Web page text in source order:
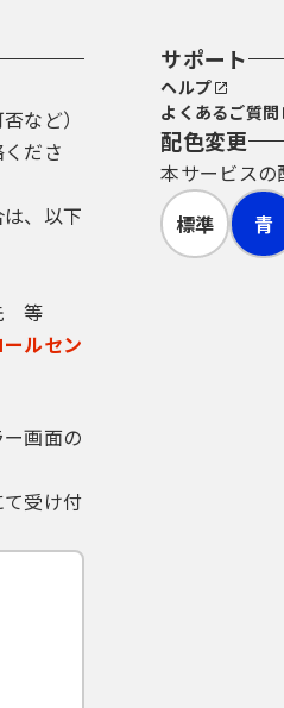
けて申請するものとします。
に関しては、利用者の責任と費用
場合は、電子証明書を発行した認
利用者の意思によるものとみなし
申請データ用）は、他者に知られな
遭い、又は不正使用されたことが
及びパスワードの利用が２年間行わ
て行われた手続きについては、本人
行うこととし、このことをご承知
など）
ださ
、以下
等
ルセン
画面の
受け付
サポート
ヘルプ
よくあるご質問
配色変更
本サービスの
標準
青